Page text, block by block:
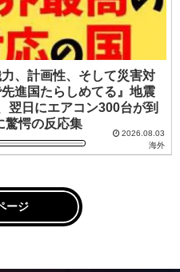
、計画性、そして災害対
進国たらしめてる』地震
翌日にエアコン300台が到
驚愕の反応集
2026.08.03
海外
ージ